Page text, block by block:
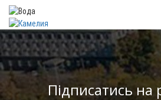
Підписатись на